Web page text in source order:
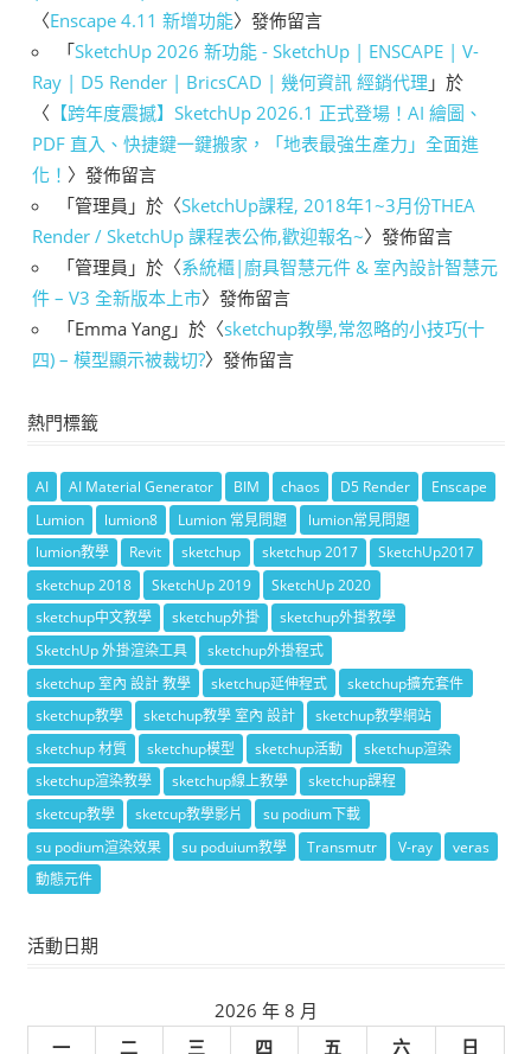
〈Enscape 4.11 新增功能〉發佈留言
「SketchUp 2026 新功能 - SketchUp | ENSCAPE | V-
Ray | D5 Render | BricsCAD | 幾何資訊 經銷代理 」於
〈 【跨年度震撼】SketchUp 2026.1 正式登場！AI 繪圖、
PDF 直入、快捷鍵一鍵搬家，「地表最強生產力」全面進
化！ 〉發佈留言
「管理員 」於〈SketchUp課程, 2018年1~3月份THEA
Render / SketchUp 課程表公佈,歡迎報名~〉發佈留言
「管理員 」於〈系統櫃|廚具智慧元件 & 室內設計智慧元
件 – V3 全新版本上市〉發佈留言
「Emma Yang 」於〈sketchup教學,常忽略的小技巧(十
四) – 模型顯示被裁切?〉發佈留言
熱門標籤
AI AI Material Generator BIM chaos D5 Render
Enscape
Lumion
lumion8 Lumion 常見問題
lumion常見問題
lumion教學
Revit sketchup sketchup 2017
SketchUp2017
sketchup 2018
SketchUp 2019
SketchUp 2020
sketchup中文教學
sketchup外掛
sketchup外掛教學
SketchUp 外掛渲染工具
sketchup外掛程式
sketchup 室內 設計 教學
sketchup延伸程式
sketchup擴充套件
sketchup教學
sketchup教學 室內 設計
sketchup教學網站
sketchup 材質
sketchup模型 sketchup活動
sketchup渲染
sketchup渲染教學
sketchup線上教學
sketchup課程
sketcup教學
sketcup教學影片
su podium下載
su podium渲染效果
su poduium教學 Transmutr V-ray
veras
動態元件
活動日期
2026 年 8 月
一
二 三 四 五 六 日